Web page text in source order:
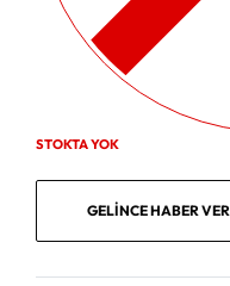
STOKTA YOK
GELINCE HABER VER